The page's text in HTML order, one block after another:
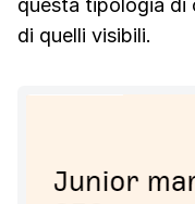
questa tipologia di
di quelli visibili.